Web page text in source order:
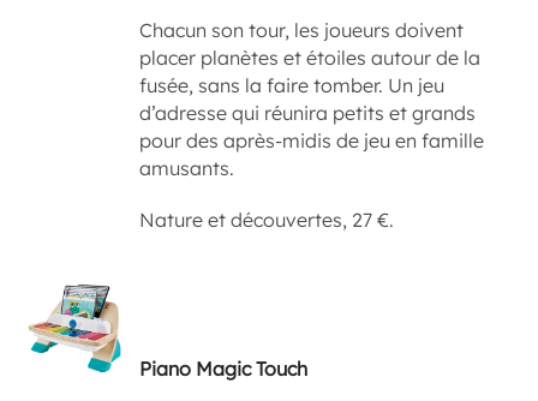
Chacun son tour, les joueurs doivent
placer planètes et étoiles autour de la
fusée, sans la faire tomber. Un jeu
d’adresse qui réunira petits et grands
pour des après-midis de jeu en famille
amusants.
Nature et découvertes, 27 €.
Piano Magic Touch